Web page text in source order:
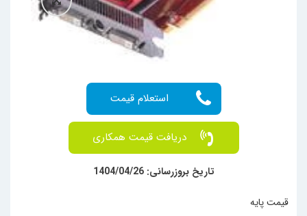
قیمت پایه
تاریخ بروزرسانی: 1404/04/26
دریافت قیمت همکاری